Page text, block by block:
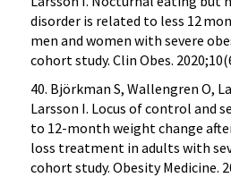
disorder is related to less 12
men and women with severe
cohort study. Clin Obes.
40. Björkman S, Wallengren O,
Larsson I. Locus of control and
to 12-month weight change
loss treatment in adults with
cohort study. Obesity Medicine.